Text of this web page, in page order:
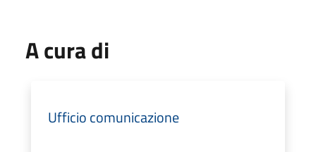
A cura di
Ufficio comunicazione